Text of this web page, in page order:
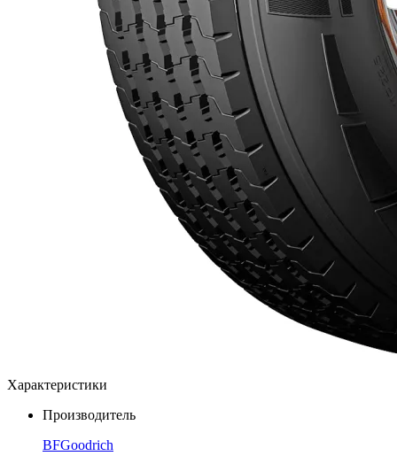
Характеристики
Производитель
BFGoodrich